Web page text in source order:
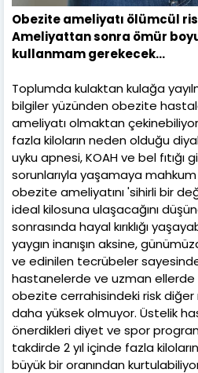
Obezite ameliyatı ölümcül
Ameliyattan sonra ömür
kullanmam gerekecek…
Toplumda kulaktan kulağa
bilgiler yüzünden obezite
ameliyatı olmaktan
fazla kiloların neden olduğu
uyku apnesi, KOAH ve bel fıtığı
sorunlarıyla yaşamaya mahkum
obezite ameliyatını 'sihirli bir
ideal kilosuna ulaşacağını
sonrasında hayal kırıklığı
yaygın inanışın aksine,
ve edinilen tecrübeler
hastanelerde ve uzman ellerde
obezite cerrahisindeki risk
daha yüksek olmuyor. Üstelik
önerdikleri diyet ve spor
takdirde 2 yıl içinde fazla
büyük bir oranından